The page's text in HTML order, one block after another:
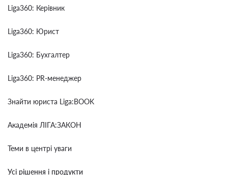
Liga360: Керівник
Liga360: Юрист
Liga360: Бухгалтер
Liga360: PR-менеджер
Знайти юриста Liga:BOOK
Академія ЛІГА:ЗАКОН
Теми в центрі уваги
Усі рішення і продукти